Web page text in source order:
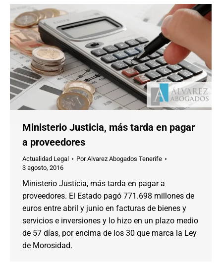
Ministerio Justicia, más tarda en pagar
a proveedores
Actualidad Legal PorAlvarez Abogados Tenerife
3 agosto, 2016
Ministerio Justicia, más tarda en pagar a
proveedores. El Estado pagó 771.698 millones de
euros entre abril y junio en facturas de bienes y
servicios e inversiones y lo hizo en un plazo medio
de 57 días, por encima de los 30 que marca la Ley
de Morosidad.